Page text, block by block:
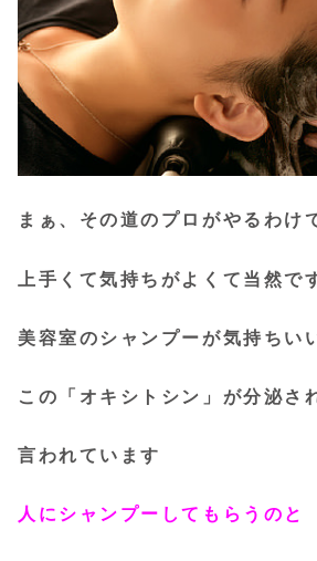
まぁ、その道のプロがやるわけ
上手くて気持ちがよくて当然で
美容室のシャンプーが気持ちい
この「オキシトシン」が分泌さ
言われています
人にシャンプーしてもらうのと